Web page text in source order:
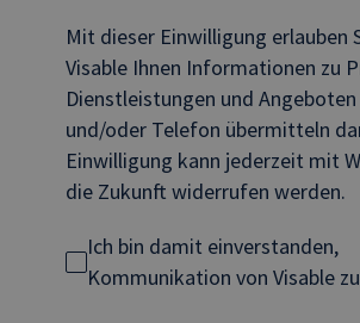
Mit dieser Einwilligung erlauben
Visable Ihnen Informationen zu
Dienstleistungen und
und/oder Telefon übermitteln
Einwilligung kann jederzeit mit
die Zukunft widerrufen werden.
Ich bin damit einverstanden,
Kommunikation von Visable